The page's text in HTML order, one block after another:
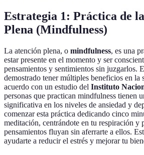
Estrategia 1: Práctica de
Plena (Mindfulness)
La atención plena, o mindfulness, es una
estar presente en el momento y ser
pensamientos y sentimientos sin juzgarlos.
demostrado tener múltiples beneficios en la
acuerdo con un estudio del Instituto
personas que practican mindfulness tienen
significativa en los niveles de ansiedad y
comenzar esta práctica dedicando cinco
meditación, centrándote en tu respiración y
pensamientos fluyan sin aferrarte a ellos.
ayudarte a reducir el estrés y mejorar tu